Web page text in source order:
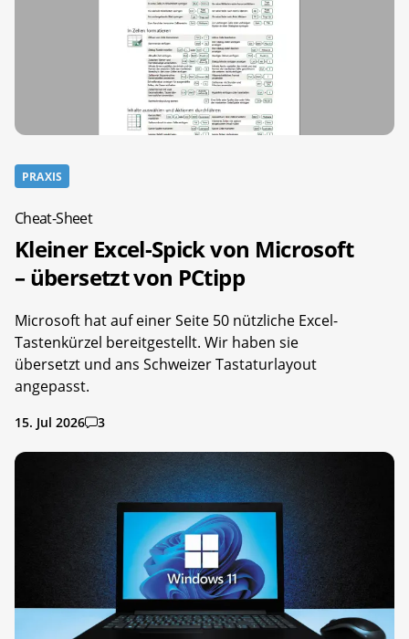
PRAXIS
Cheat-Sheet
Kleiner Excel-Spick von Microsoft
– übersetzt von PCtipp
Microsoft hat auf einer Seite 50 nützliche Excel-
Tastenkürzel bereitgestellt. Wir haben sie
übersetzt und ans Schweizer Tastaturlayout
angepasst.
15. Jul 2026 3